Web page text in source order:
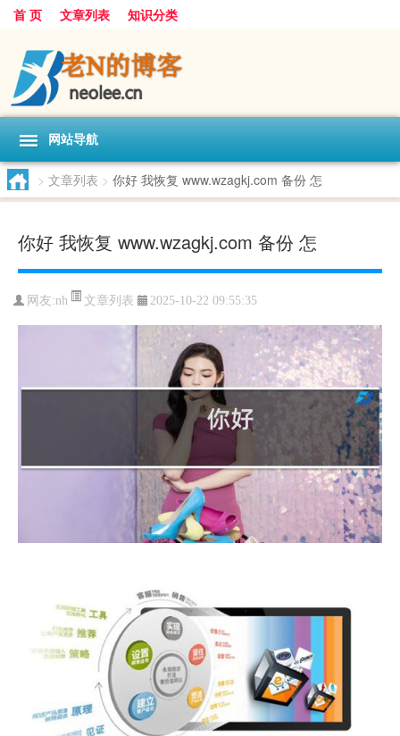
首 页 文章列表 知识分类
网站导航
> 文章列表 > 你好 我恢复 www.wzagkj.com 备份 怎
你好 我恢复 www.wzagkj.com 备份 怎
网友:nh 文章列表 2025-10-22 09:55:35